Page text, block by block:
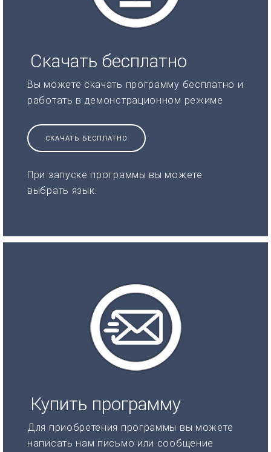
Скачать бесплатно
Вы можете скачать программу бесплатно и
работать в демонстрационном режиме
СКАЧАТЬ БЕСПЛАТНО
При запуске программы вы можете
выбрать язык.
Купить программу
Для приобретения программы вы можете
написать нам письмо или сообщение